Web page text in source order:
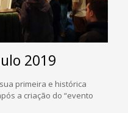
2019
sua primeira e histórica
a criação do “evento